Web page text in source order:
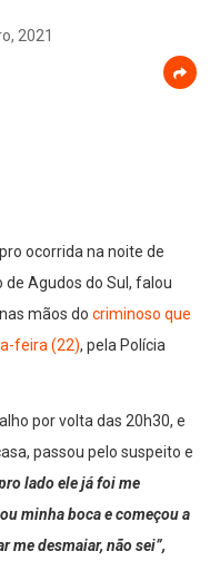
2021
ocorrida na noite de
Agudos do Sul, falou
mãos do criminoso que
feira (22), pela Polícia
por volta das 20h30, e
passou pelo suspeito e
lado ele já foi me
minha boca e começou a
me desmaiar, não sei”,